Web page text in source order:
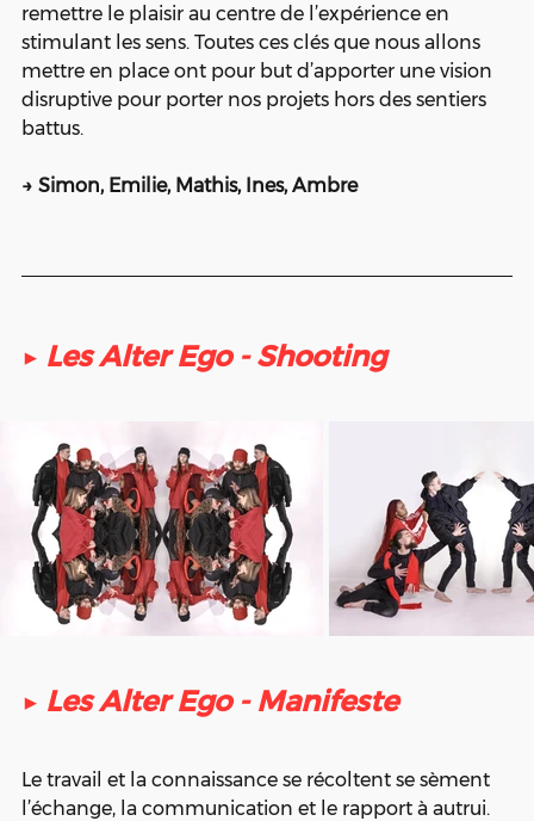
remettre le plaisir au centre de l’expérience en
stimulant les sens. Toutes ces clés que nous allons
mettre en place ont pour but d’apporter une vision
disruptive pour porter nos projets hors des sentiers
battus.
→ Simon, Emilie, Mathis, Ines, Ambre
▶ Les Alter Ego - Shooting
▶ Les Alter Ego - Manifeste
Le travail et la connaissance se récoltent se sèment
l’échange, la communication et le rapport à autrui.